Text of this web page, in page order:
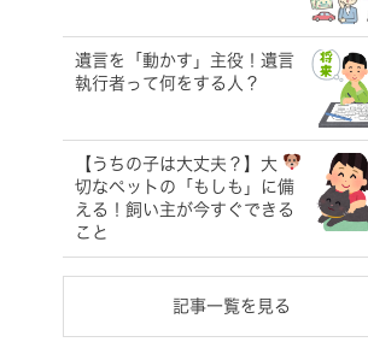
遺言を「動かす」主役！遺言
執行者って何をする人？
【うちの子は大丈夫？】大
切なペットの「もしも」に備
える！飼い主が今すぐできる
こと
記事一覧を見る